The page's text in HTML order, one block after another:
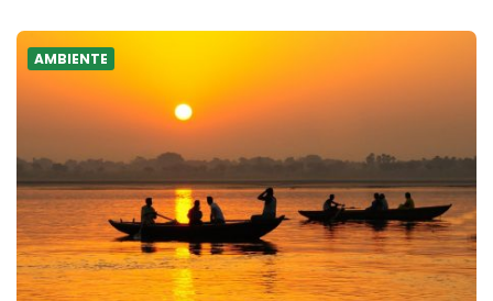
AMBIENTE